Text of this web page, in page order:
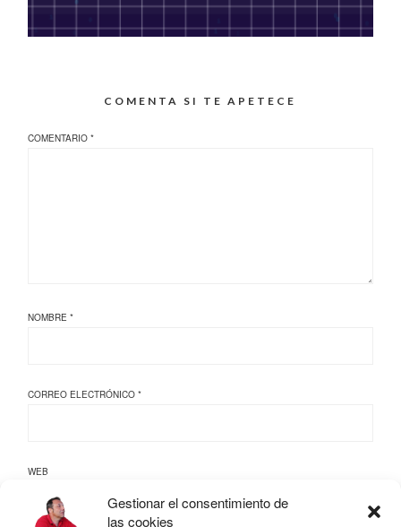
Gestionar el consentimiento de
las cookies
COMENTA SI TE APETECE
COMENTARIO*
NOMBRE*
CORREO ELECTRÓNICO*
WEB